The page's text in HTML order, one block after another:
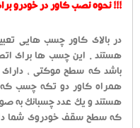
!!! نحوه نصب کاور در خودرو
در بالای کاور چسب هایی
هستند . این چسب ها برای
باشد که سطح موکتی ، دارای
همراه کاور دو تکه چسب که
هستند و یک عدد چسبانک به
که سطح سقف خودروی شما